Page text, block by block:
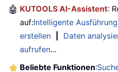
🤖 KUTOOLS AI-Assistent:
auf:Intelligente Ausführung
erstellen
Daten
aufrufen…
Beliebte Funktionen: